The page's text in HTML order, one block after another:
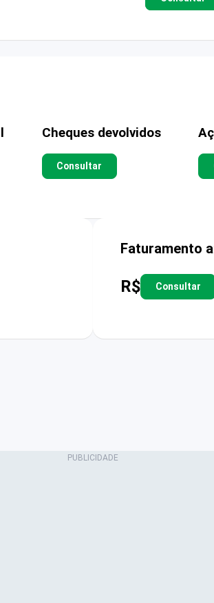
Cheques devolvidos
Consultar
Faturamento
R$ Consultar